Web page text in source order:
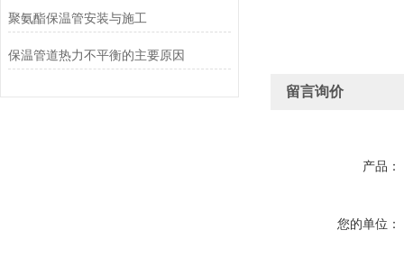
聚氨酯保温管安装与施工
保温管道热力不平衡的主要原因
留言询价
产品：
您的单位：